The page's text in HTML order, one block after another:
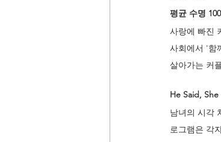
평균 수명
사랑에 빠진
사회에서 '함
살아가는 커
He Said,
남녀의 시각
로그램은 각